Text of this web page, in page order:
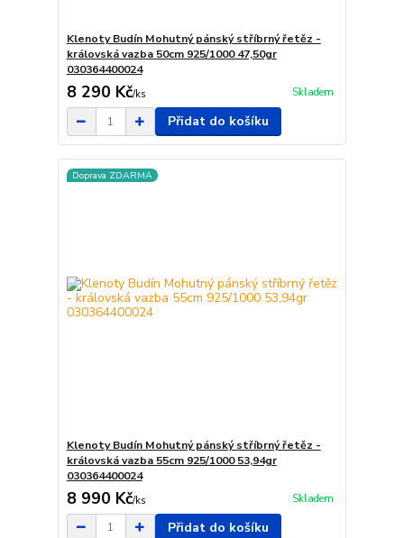
Klenoty Budín Mohutný pánský stříbrný řetěz -
královská vazba 50cm 925/1000 47,50gr
030364400024
8 290 Kč/ks Skladem
Přidat do košíku
Doprava ZDARMA
Klenoty Budín Mohutný pánský stříbrný řetěz -
královská vazba 55cm 925/1000 53,94gr
030364400024
8 990 Kč/ks Skladem
Přidat do košíku